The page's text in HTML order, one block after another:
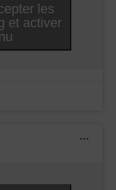
les
et activer